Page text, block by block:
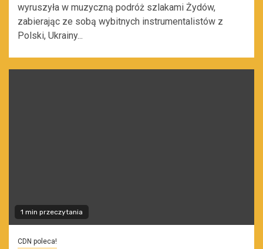
wyruszyła w muzyczną podróż szlakami Żydów,
zabierając ze sobą wybitnych instrumentalistów z
Polski, Ukrainy...
1 min przeczytania
CDN poleca!